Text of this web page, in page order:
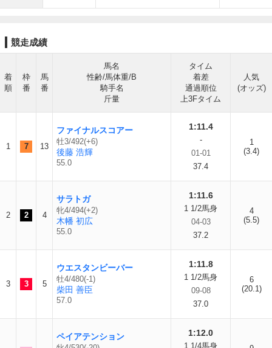
競走成績
着
順
枠
番
馬
番
馬名
性齢/馬体重/B
騎手名
斤量
タイム
着差
通過順位
上3Fタイム
人気
(オッズ)
1 7 13
ファイナルスコアー
牡3/492(+6)
後藤 浩輝
55.0
1:11.4
-
01-01
37.4
1
(3.4)
2 2 4
サラトガ
牝4/494(+2)
木幡 初広
55.0
1:11.6
1 1/2馬身
04-03
37.2
4
(5.5)
3 3 5
ウエスタンビーバー
牡4/480(-1)
柴田 善臣
57.0
1:11.8
1 1/2馬身
09-08
37.0
6
(20.1)
ペイアテンション 1:12.0
1 1/4馬身